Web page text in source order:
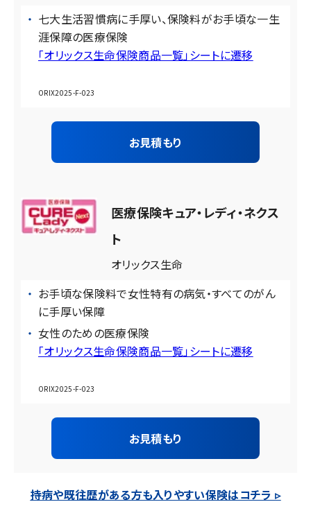
七大生活習慣病に手厚い、保険料がお手頃な一生
涯保障の医療保険
「オリックス生命保険商品一覧」シートに遷移
ORIX2025-F-023
お見積もり
医療保険キュア・レディ・ネクス
ト
オリックス生命
お手頃な保険料で女性特有の病気・すべてのがん
に手厚い保障
女性のための医療保険
「オリックス生命保険商品一覧」シートに遷移
ORIX2025-F-023
お見積もり
持病や既往歴がある方も入りやすい保険はコチラ ▹